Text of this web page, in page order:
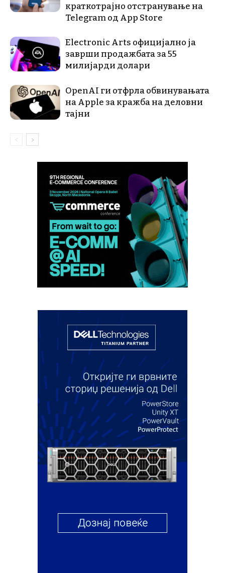
краткотрајно отстранување на
Telegram од App Store
Electronic Arts официјално ја
заврши продажбата за 55
милијарди долари
OpenAI ги отфрла обвинувањата
на Apple за кражба на деловни
тајни